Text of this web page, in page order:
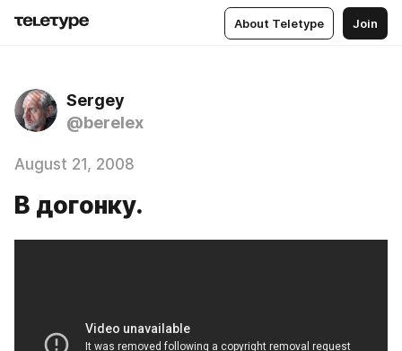
About Teletype Join
Sergey
@berelex
August 21, 2008
В догонку.